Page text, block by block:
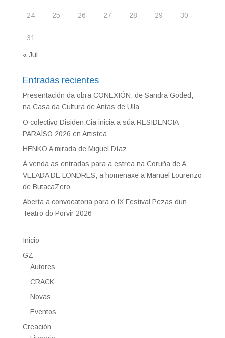
24 25 26 27 28 29 30
31
« Jul
Entradas recientes
Presentación da obra CONEXIÓN, de Sandra Goded,
na Casa da Cultura de Antas de Ulla
O colectivo Disiden.Cia inicia a súa RESIDENCIA
PARAÍSO 2026 en Artistea
HENKO A mirada de Miguel Díaz
Á venda as entradas para a estrea na Coruña de A
VELADA DE LONDRES, a homenaxe a Manuel Lourenzo
de ButacaZero
Aberta a convocatoria para o IX Festival Pezas dun
Teatro do Porvir 2026
Inicio
GZ
Autores
CRACK
Novas
Eventos
Creación